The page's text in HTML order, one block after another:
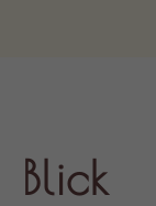
Blick